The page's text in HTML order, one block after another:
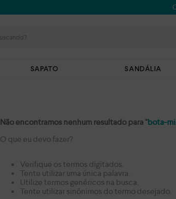
SAPATO SANDÁLIA
Não encontramos nenhum resultado para "bota-
O que eu devo fazer?
Verifique os termos digitados.
Tente utilizar uma única palavra.
Utilize termos genéricos na busca.
Tente utilizar sinônimos do termo desejado.